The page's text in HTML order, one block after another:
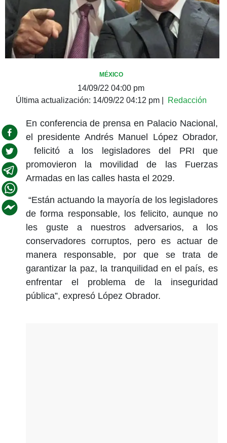
MÉXICO
14/09/22 04:00 pm
Última actualización: 14/09/22 04:12 pm| Redacción
En conferencia de prensa en Palacio Nacional,
el presidente Andrés Manuel López Obrador,
felicitó a los legisladores del PRI que
promovieron la movilidad de las Fuerzas
Armadas en las calles hasta el 2029.
“Están actuando la mayoría de los legisladores
de forma responsable, los felicito, aunque no
les guste a nuestros adversarios, a los
conservadores corruptos, pero es actuar de
manera responsable, por que se trata de
garantizar la paz, la tranquilidad en el país, es
enfrentar el problema de la inseguridad
pública”, expresó López Obrador.